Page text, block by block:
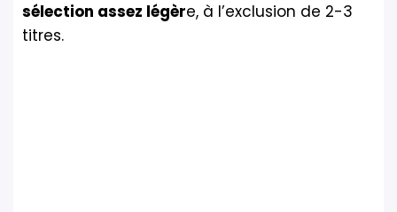
sélection assez légère, à l’exclusion de 2-3
titres.